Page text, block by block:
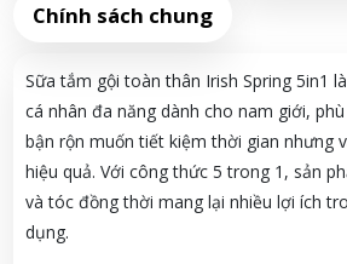
Chính sách chung
Sữa tắm gội toàn thân Irish Spring 5in1
cá nhân đa năng dành cho nam giới,
bận rộn muốn tiết kiệm thời gian nhưng
hiệu quả. Với công thức 5 trong 1, sản
và tóc đồng thời mang lại nhiều lợi ích
dụng.